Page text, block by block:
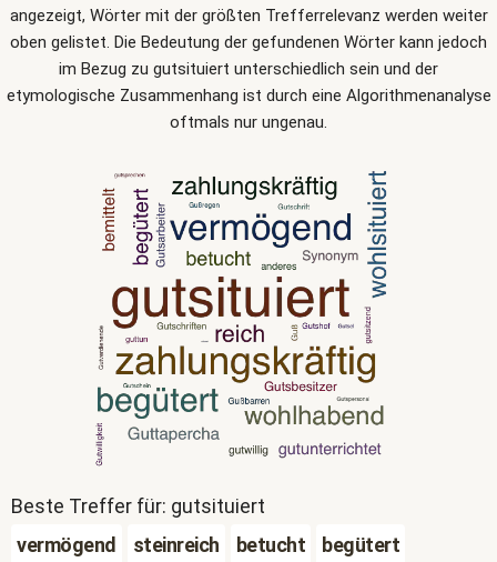
angezeigt, Wörter mit der größten Trefferrelevanz werden weiter
oben gelistet. Die Bedeutung der gefundenen Wörter kann jedoch
im Bezug zu gutsituiert unterschiedlich sein und der
etymologische Zusammenhang ist durch eine Algorithmenanalyse
oftmals nur ungenau.
Beste Treffer für: gutsituiert
vermögend
steinreich betucht
begütert